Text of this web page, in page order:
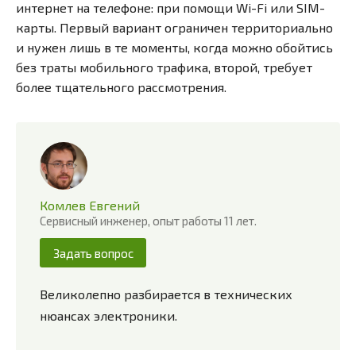
интернет на телефоне: при помощи Wi-Fi или SIM-
карты. Первый вариант ограничен территориально
и нужен лишь в те моменты, когда можно обойтись
без траты мобильного трафика, второй, требует
более тщательного рассмотрения.
Комлев Евгений
Сервисный инженер, опыт работы 11 лет.
Задать вопрос
Великолепно разбирается в технических
нюансах электроники.